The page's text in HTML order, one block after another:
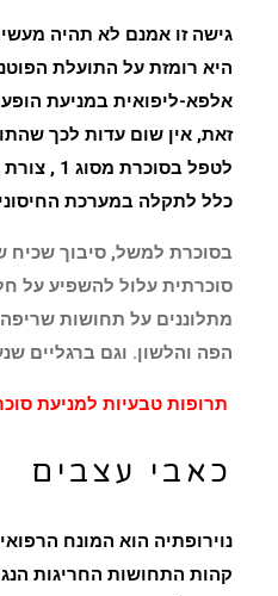
גישה זו אמנם לא תהיה
היא רומזת על התועלת
אלפא-ליפואית במניעת
זאת, אין שום עדות לכך
לטפל בסוכרת מסוג 1
,
כלל לתקלה במערכת
בסוכרת למשל, סיבוך שכיח
סוכרתית עלול להשפיע על
מתלוננים על תחושות
הפה והלשון. וגם ברגליים
תרופות טבעיות למניעת
כאבי עצבים
נוירופתיה הוא המונח
קהות התחושות החריגות